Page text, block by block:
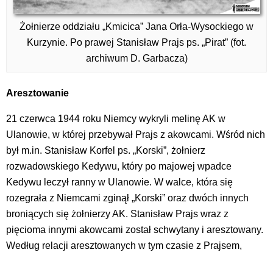
Żołnierze oddziału „Kmicica” Jana Orła-Wysockiego w
Kurzynie. Po prawej Stanisław Prajs ps. „Pirat” (fot.
archiwum D. Garbacza)
Aresztowanie
21 czerwca 1944 roku Niemcy wykryli melinę AK w
Ulanowie, w której przebywał Prajs z akowcami. Wśród nich
był m.in. Stanisław Korfel ps. „Korski”, żołnierz
rozwadowskiego Kedywu, który po majowej wpadce
Kedywu leczył ranny w Ulanowie. W walce, która się
rozegrała z Niemcami zginął „Korski” oraz dwóch innych
broniących się żołnierzy AK. Stanisław Prajs wraz z
pięcioma innymi akowcami został schwytany i aresztowany.
Według relacji aresztowanych w tym czasie z Prajsem,